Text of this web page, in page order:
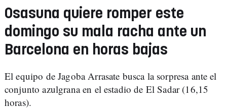
Osasuna quiere romper este
domingo su mala racha ante un
Barcelona en horas bajas
El equipo de Jagoba Arrasate busca la sorpresa ante el
conjunto azulgrana en el estadio de El Sadar (16,15
horas).